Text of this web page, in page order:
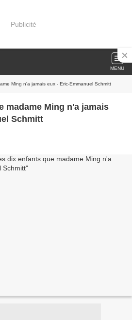
Publicité
MENU
Ming n'a jamais eux - Eric-Emmanuel Schmitt
madame Ming n'a jamais
Schmitt